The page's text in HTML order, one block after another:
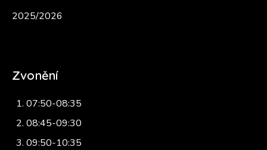
2025/2026
Zvonění
07:50-08:35
08:45-09:30
09:50-10:35